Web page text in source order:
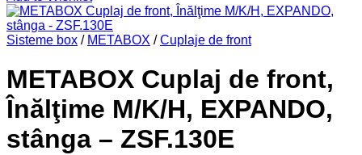
Sisteme box / METABOX / Cuplaje de front
METABOX Cuplaj de front,
Înălţime M/K/H, EXPANDO,
stânga – ZSF.130E